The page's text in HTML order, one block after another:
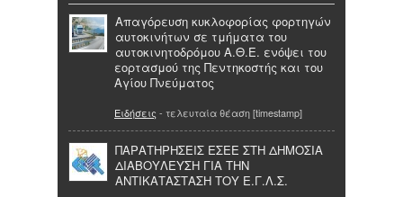
Απαγόρευση κυκλοφορίας φορτηγών
αυτοκινήτων σε τμήματα του
αυτοκινητοδρόμου Α.Θ.Ε. ενόψει του
εορτασμού της Πεντηκοστής και του
Αγίου Πνεύματος
Ειδήσεις - τελευταία θέαση [timestamp]
ΠΑΡΑΤΗΡΗΣΕΙΣ ΕΣΕΕ ΣΤΗ ΔΗΜΟΣΙΑ
ΔΙΑΒΟΥΛΕΥΣΗ ΓΙΑ ΤΗΝ
ΑΝΤΙΚΑΤΑΣΤΑΣΗ ΤΟΥ Ε.Γ.Λ.Σ.